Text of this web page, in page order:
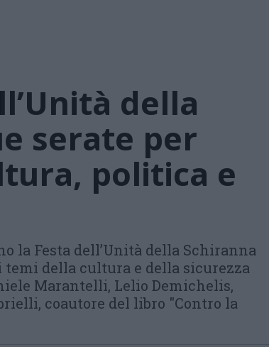
della
serate per
politica e
la Festa dell’Unità della Schiranna
della cultura e della sicurezza
Marantelli, Lelio Demichelis,
coautore del libro "Contro la